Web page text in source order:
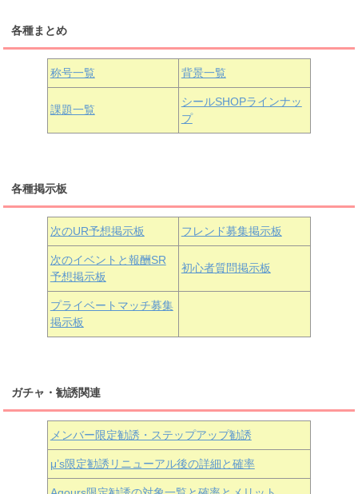
津島善子 黒澤ルビィ
浦の星女学院3年生
黒澤ダイヤ
中須かすみ 天王寺璃奈
朝香果林 近江彼方 エマ・ヴェルデ
各種まとめ
称号一覧 背景一覧
課題一覧
シールSHOPラインナッ
プ
各種掲示板
次のUR予想掲示板 フレンド募集掲示板
次のイベントと報酬SR
予想掲示板
初心者質問掲示板
プライベートマッチ募集
掲示板
ガチャ・勧誘関連
メンバー限定勧誘・ステップアップ勧誘
μ’s限定勧誘リニューアル後の詳細と確率